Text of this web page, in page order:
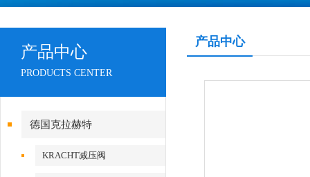
产品中心
PRODUCTS CENTER
德国克拉赫特
KRACHT减压阀
产品中心